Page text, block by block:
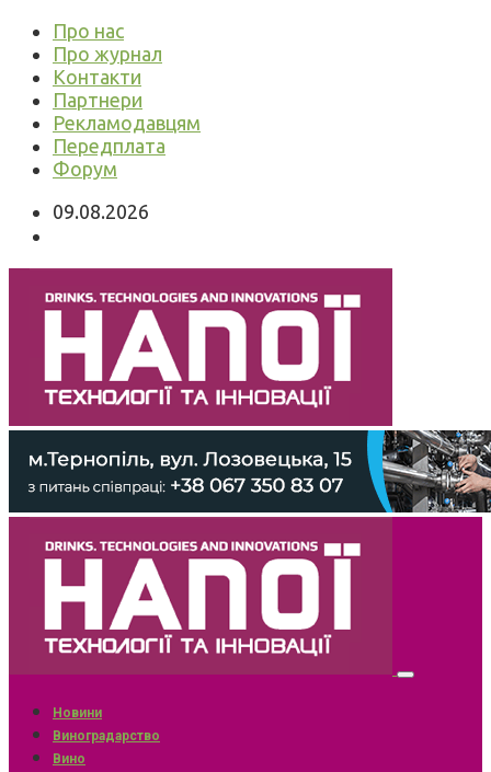
Про нас
Про журнал
Контакти
Партнери
Рекламодавцям
Передплата
Форум
09.08.2026
Новини
Виноградарство
Вино